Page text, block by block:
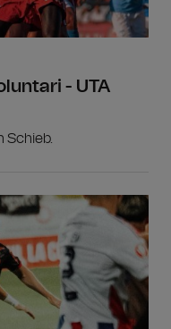
- UTA
Schieb.